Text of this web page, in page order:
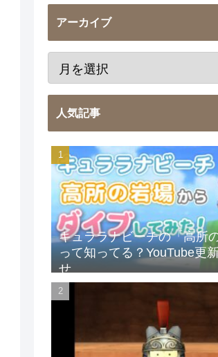
アーカイブ
人気記事
キュララナビーチの「高所
って知ってる？YouTube更
せ